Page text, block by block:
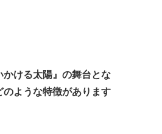
かける太陽』の舞台とな
のような特徴があります